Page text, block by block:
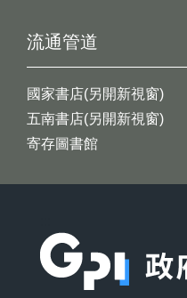
流通管道
國家書店(另開新視窗)
五南書店(另開新視窗)
寄存圖書館